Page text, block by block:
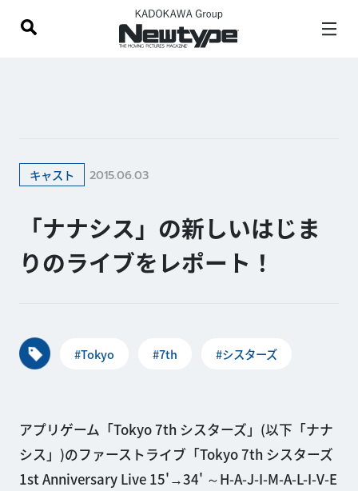
キャスト 2015.06.03
「ナナシス」の新しいはじま
りのライブをレポート！
#Tokyo #7th #シスターズ
アプリゲーム「Tokyo 7th シスターズ」(以下「ナナ
シス」)のファーストライブ「Tokyo 7th シスターズ
1st Anniversary Live 15'→34' ～H-A-J-I-M-A-L-I-V-E